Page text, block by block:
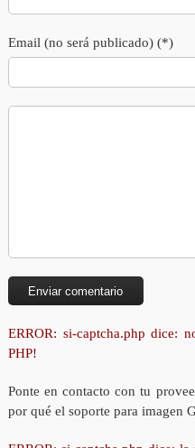
Email (no será publicado) (*)
ERROR: si-captcha.php dice:
PHP!
Ponte en contacto con tu
por qué el soporte para imagen